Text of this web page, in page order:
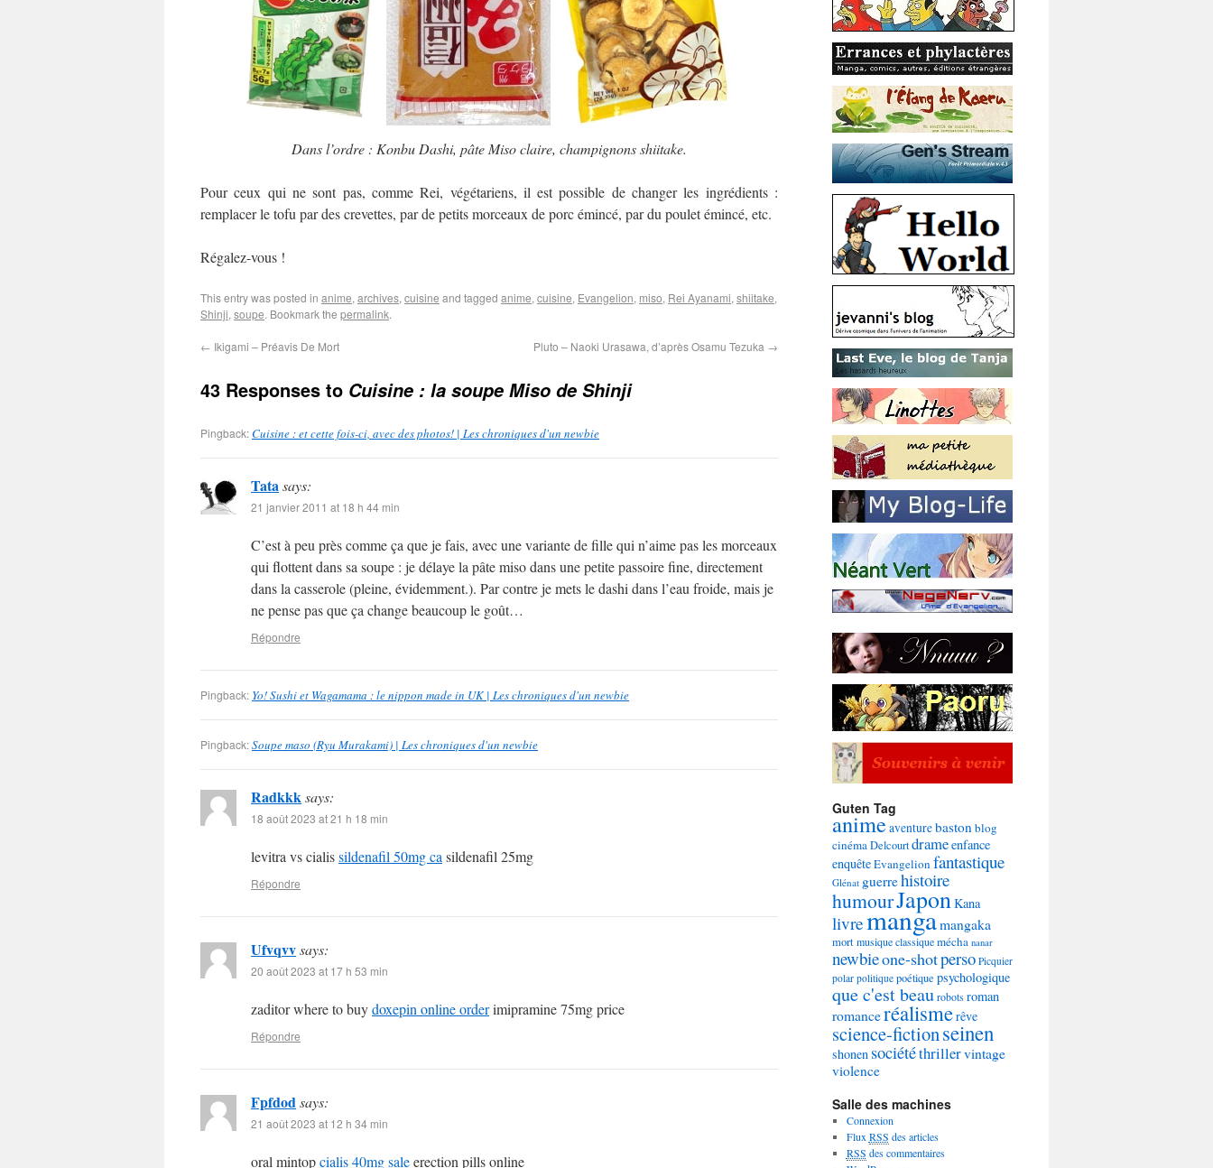
Dans l’ordre : Konbu Dashi, pâte Miso claire, champignons shiitake.
Pour ceux qui ne sont pas, comme Rei, végétariens, il est possible de changer les ingrédients :
remplacer le tofu par des crevettes, par de petits morceaux de porc émincé, par du poulet émincé, etc.
Régalez-vous !
This entry was posted in anime, archives, cuisine and tagged anime, cuisine, Evangelion, miso, Rei Ayanami, shiitake,
Shinji, soupe. Bookmark the permalink.
← Ikigami – Préavis De Mort Pluto – Naoki Urasawa, d’après Osamu Tezuka →
43 Responses to Cuisine : la soupe Miso de Shinji
Pingback:Cuisine : et cette fois-ci, avec des photos! | Les chroniques d'un newbie
Tatasays:
21 janvier 2011 at 18 h 44 min
C’est à peu près comme ça que je fais, avec une variante de fille qui n’aime pas les morceaux
qui flottent dans sa soupe : je délaye la pâte miso dans une petite passoire fine, directement
dans la casserole (pleine, évidemment.). Par contre je mets le dashi dans l’eau froide, mais je
ne pense pas que ça change beaucoup le goût…
Répondre
Pingback: Yo! Sushi et Wagamama : le nippon made in UK | Les chroniques d'un newbie
Pingback:Soupe maso (Ryu Murakami) | Les chroniques d'un newbie
Radkkksays:
18 août 2023 at 21 h 18 min
levitra vs cialissildenafil 50mg ca sildenafil 25mg
Répondre
Ufvqvvsays:
20 août 2023 at 17 h 53 min
zaditor where to buydoxepin online orderimipramine 75mg price
Répondre
Fpfdodsays:
21 août 2023 at 12 h 34 min
oral mintopcialis 40mg saleerection pills online
Guten Tag
animeaventurebaston blog
cinémaDelcourtdrameenfance
enquêteEvangelion fantastique
Glénat guerrehistoire
humourJapon Kana
livremangamangaka
mortmusique classiquemécha nanar
newbieone-shotperso Picquier
polar politique poétique psychologique
que c'est beaurobotsroman
romanceréalismerêve
science-fictionseinen
shonen sociététhrillervintage
violence
Salle des machines
Connexion
Flux RSS des articles
RSS des commentaires